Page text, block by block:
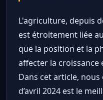
L'agriculture, depuis
est étroitement liée
que la position et la
affecter la croissance
Dans cet article,
d’avril 2024 est le